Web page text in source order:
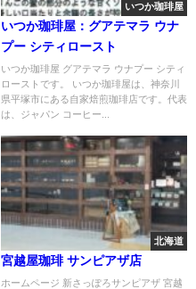
いつか珈琲屋
いつか珈琲屋：グアテマラ ウナ
プー シティロースト
いつか珈琲屋 グアテマラ ウナプー シティ
ローストです。 いつか珈琲屋は、神奈川
県平塚市にある自家焙煎珈琲店です。代表
は、ジャパン コーヒー...
北海道
宮越屋珈琲 サンピアザ店
ホームページ 新さっぽろサンピアザ 宮越